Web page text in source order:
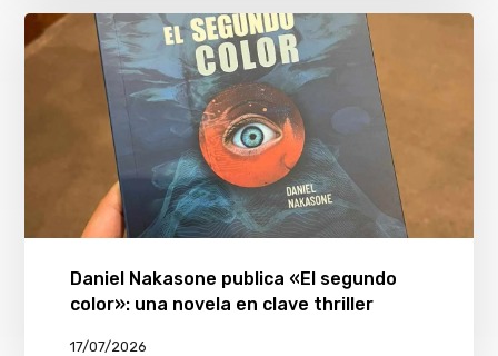
Daniel Nakasone publica «El segundo
color»: una novela en clave thriller
17/07/2026